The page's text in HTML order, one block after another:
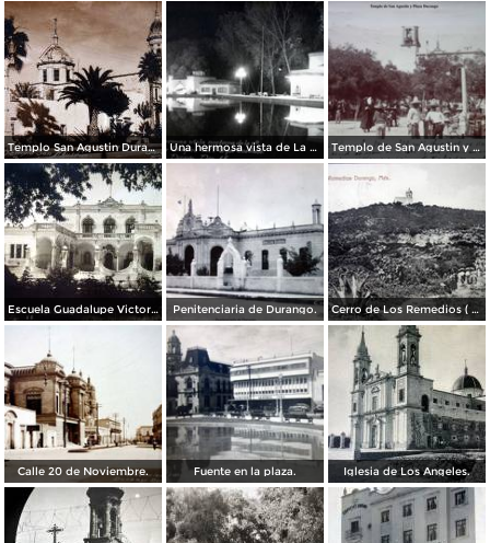
Templo San Agustin Durango. Una hermosa vista de La Alberca Olimpica del Parque Guidiana. Templo de San Agustin y Plaza Durango.
Escuela Guadalupe Victoria ( Circulada el 4 de Enero de 1950 ). Penitenciaria de Durango. Cerro de Los Remedios ( Circulada el 6 de Marzo de 1909 ).
Calle 20 de Noviembre. Fuente en la plaza. Iglesia de Los Angeles.